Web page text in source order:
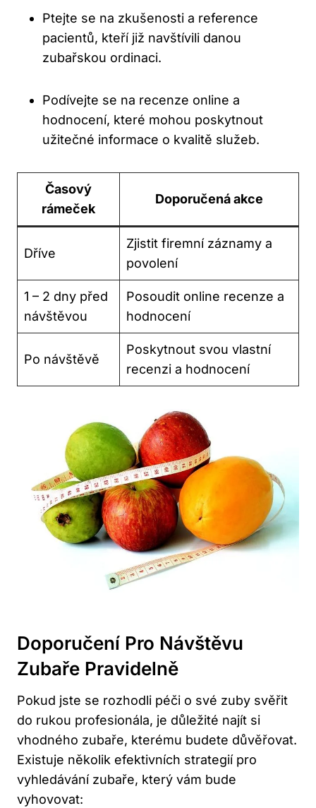
Ptejte se na zkušenosti a reference
pacientů, kteří již navštívili danou
zubařskou ordinaci.
Podívejte se na recenze online a
hodnocení, které mohou poskytnout
užitečné informace o kvalitě služeb.
Časový
rámeček
Doporučená akce
Dříve
Zjistit firemní záznamy a
povolení
1 – 2 dny před
návštěvou
Posoudit online recenze a
hodnocení
Po návštěvě
Poskytnout svou vlastní
recenzi a hodnocení
Doporučení Pro Návštěvu
Zubaře Pravidelně
Pokud jste se rozhodli péči o své zuby svěřit
do rukou profesionála, je důležité najít si
vhodného zubaře, kterému budete důvěřovat.
Existuje několik efektivních strategií pro
vyhledávání zubaře, který vám bude
vyhovovat: